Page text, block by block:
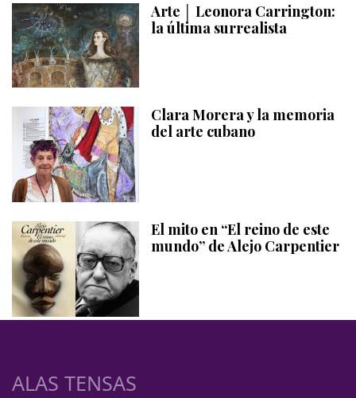
Arte │ Leonora Carrington:
la última surrealista
Clara Morera y la memoria
del arte cubano
El mito en “El reino de este
mundo” de Alejo Carpentier
ALAS TENSAS